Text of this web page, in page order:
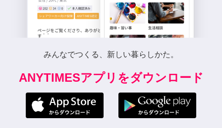
みんなでつくる、新しい暮らしかた。
ANYTIMESアプリをダウンロード